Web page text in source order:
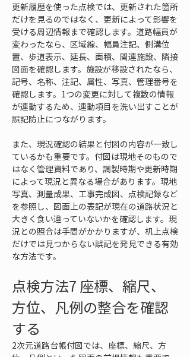
更新履歴を使った点検では、更新された箇所
だけを見るのではなく、更新によって影響を
受ける周辺情報まで確認します。道路幅員が
変わったなら、区域線、幅員注記、側溝位
置、歩道表示、延長、面積、関連施設、隣接
図面を確認します。施設が移設されたなら、
記号、名称、注記、属性、写真、管理番号を
確認します。1つの変更に対して複数の情報
が連動するため、連動項目を洗い出すことが
誤記防止につながります。
また、現況確認の結果と付図の内容が一致し
ているかも重要です。付図は現地そのもので
はなく管理資料であり、調製時期や更新時期
によって現況と異なる場合があります。現地
写真、測量成果、工事完成図、点検記録など
を参照し、図面上の表記が現在の道路状況と
大きく食い違っていないかを確認します。現
況との照合は手間がかかりますが、机上点検
だけでは見つからない誤記を発見できる有効
な方法です。
点検方法7 座標、縮尺、
方位、凡例の整合を確認
する
2次元道路台帳付図では、座標、縮尺、方